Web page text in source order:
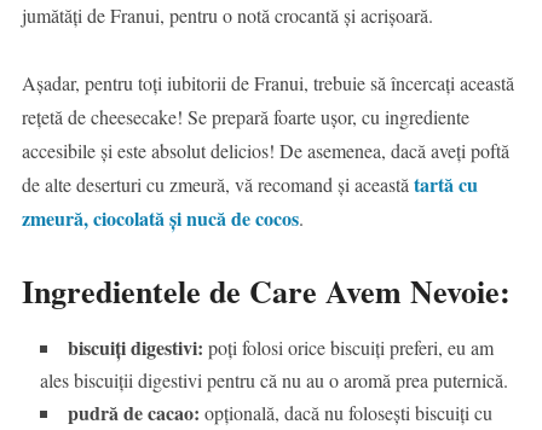
jumătăți de Franui, pentru o notă crocantă și acrișoară.
Așadar, pentru toți iubitorii de Franui, trebuie să încercați această
rețetă de cheesecake! Se prepară foarte ușor, cu ingrediente
accesibile și este absolut delicios! De asemenea, dacă aveți poftă
de alte deserturi cu zmeură, vă recomand și aceastătartă cu
zmeură, ciocolată și nucă de cocos.
Ingredientele de Care Avem Nevoie:
biscuiți digestivi: poți folosi orice biscuiți preferi, eu am
ales biscuiții digestivi pentru că nu au o aromă prea puternică.
pudră de cacao: opțională, dacă nu folosești biscuiți cu